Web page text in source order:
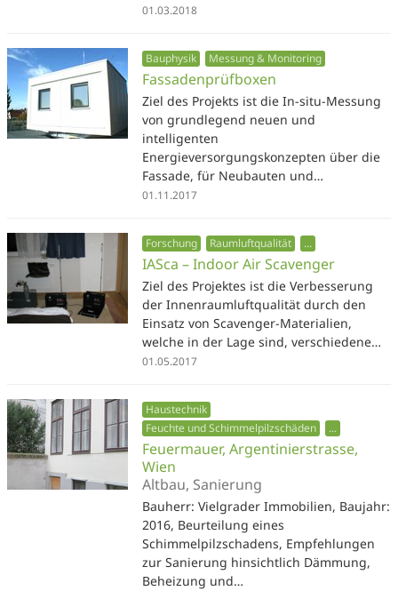
01.03.2018
Bauphysik Messung & Monitoring
Fassadenprüfboxen
Ziel des Projekts ist die In-situ-Messung
von grundlegend neuen und
intelligenten
Energieversorgungskonzepten über die
Fassade, für Neubauten und…
01.11.2017
Forschung Raumluftqualität ...
IASca – Indoor Air Scavenger
Ziel des Projektes ist die Verbesserung
der Innenraumluftqualität durch den
Einsatz von Scavenger-Materialien,
welche in der Lage sind, verschiedene…
01.05.2017
Haustechnik
Feuchte und Schimmelpilzschäden
...
Feuermauer, Argentinierstrasse,
Wien
Altbau, Sanierung
Bauherr: Vielgrader Immobilien, Baujahr:
2016, Beurteilung eines
Schimmelpilzschadens, Empfehlungen
zur Sanierung hinsichtlich Dämmung,
Beheizung und…